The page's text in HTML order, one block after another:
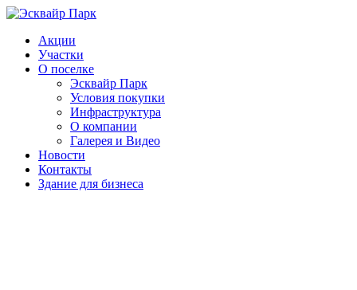
Акции
Участки
О поселке
Эсквайр Парк
Условия покупки
Инфраструктура
О компании
Галерея и Видео
Новости
Контакты
Здание для бизнеса